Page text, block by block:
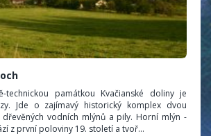
technickou památkou Kvačianské doliny je
Jde o zajímavý historický komplex dvou
dřevěných vodních mlýnů a pily. Horní mlýn -
z první poloviny 19. století a tvoř...